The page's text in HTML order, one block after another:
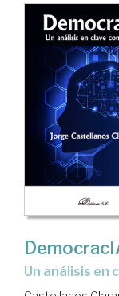
Un análisis